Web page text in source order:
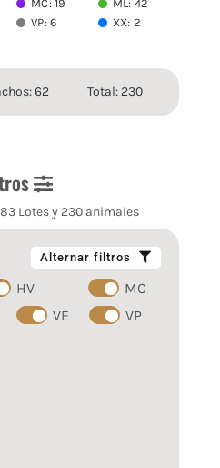
MC: 19
ML: 42
VP: 6 XX: 2
62 Total: 230
Lotes y 230 animales
Alternar filtros
HV
MC
VE
VP